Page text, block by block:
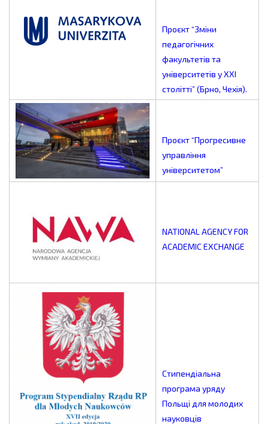
Проєкт “Зміни
педагогічних
факультетів та
університетів у ХХІ
столітті” (Брно, Чехія).
Проєкт “Прогресивне
управління
університетом”
NATIONAL AGENCY FOR
ACADEMIC EXCHANGE
Стипендіальна
програма уряду
Польщі для молодих
науковців